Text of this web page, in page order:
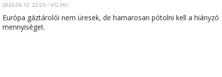
2026.06.12. 22:05 • VG.HU
Európa gáztárolói nem üresek, de hamarosan pótolni kell a hiányzó
mennyiséget.